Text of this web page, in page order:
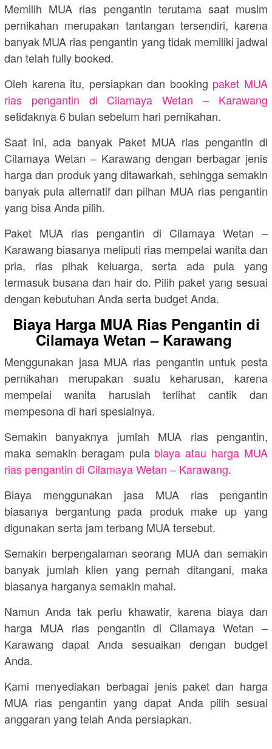
Memilih MUA rias pengantin terutama saat musim
pernikahan merupakan tantangan tersendiri, karena
banyak MUA rias pengantin yang tidak memiliki jadwal
dan telah fully booked.
Oleh karena itu, persiapkan dan booking paket MUA
rias pengantin di Cilamaya Wetan – Karawang
setidaknya 6 bulan sebelum hari pernikahan.
Saat ini, ada banyak Paket MUA rias pengantin di
Cilamaya Wetan – Karawang dengan berbagar jenis
harga dan produk yang ditawarkah, sehingga semakin
banyak pula alternatif dan piihan MUA rias pengantin
yang bisa Anda pilih.
Paket MUA rias pengantin di Cilamaya Wetan –
Karawang biasanya meliputi rias mempelai wanita dan
pria, rias pihak keluarga, serta ada pula yang
termasuk busana dan hair do. Pilih paket yang sesuai
dengan kebutuhan Anda serta budget Anda.
Biaya Harga MUA Rias Pengantin di
Cilamaya Wetan – Karawang
Menggunakan jasa MUA rias pengantin untuk pesta
pernikahan merupakan suatu keharusan, karena
mempelai wanita haruslah terlihat cantik dan
mempesona di hari spesialnya.
Semakin banyaknya jumlah MUA rias pengantin,
maka semakin beragam pula biaya atau harga MUA
rias pengantin di Cilamaya Wetan – Karawang.
Biaya menggunakan jasa MUA rias pengantin
biasanya bergantung pada produk make up yang
digunakan serta jam terbang MUA tersebut.
Semakin berpengalaman seorang MUA dan semakin
banyak jumlah klien yang pernah ditangani, maka
biasanya harganya semakin mahal.
Namun Anda tak perlu khawatir, karena biaya dan
harga MUA rias pengantin di Cilamaya Wetan –
Karawang dapat Anda sesuaikan dengan budget
Anda.
Kami menyediakan berbagai jenis paket dan harga
MUA rias pengantin yang dapat Anda pilih sesuai
anggaran yang telah Anda persiapkan.